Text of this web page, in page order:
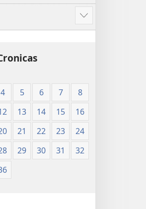
New
Translation
the
Holy
New
Translation
the
Holy
ang
uban
pa
Ipakita
ang
4 5 6 7
8
13 14 15
16
21 22 23
24
29 30 31
32